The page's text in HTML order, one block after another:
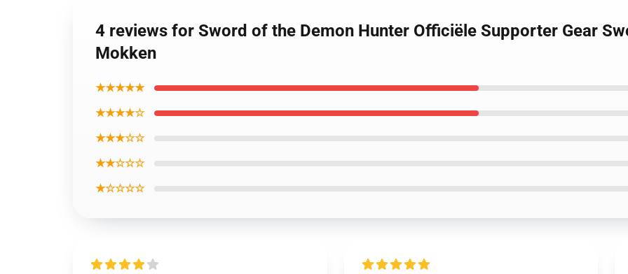
4 reviews for Sword of the Demon Hunter Officiële Supporter Gear
Mokken
★★★★★
★★★★☆
★★★☆☆
★★☆☆☆
★☆☆☆☆